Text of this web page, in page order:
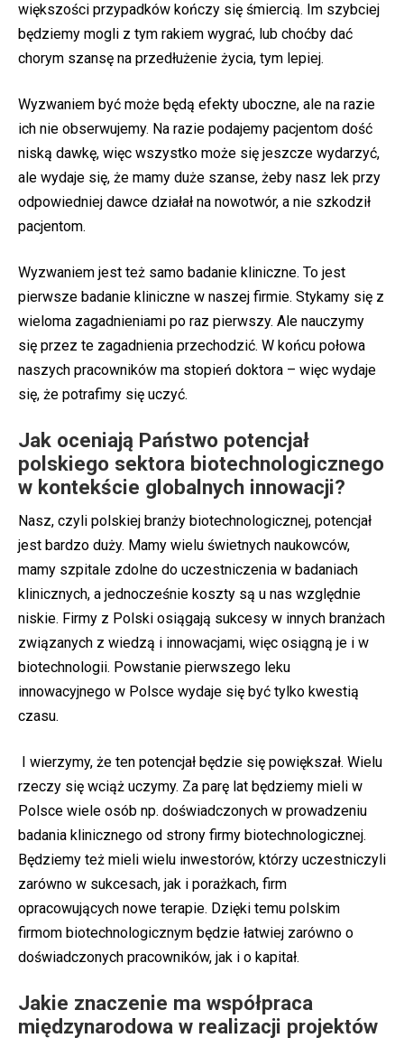
większości przypadków kończy się śmiercią. Im szybciej
będziemy mogli z tym rakiem wygrać, lub choćby dać
chorym szansę na przedłużenie życia, tym lepiej.
Wyzwaniem być może będą efekty uboczne, ale na razie
ich nie obserwujemy. Na razie podajemy pacjentom dość
niską dawkę, więc wszystko może się jeszcze wydarzyć,
ale wydaje się, że mamy duże szanse, żeby nasz lek przy
odpowiedniej dawce działał na nowotwór, a nie szkodził
pacjentom.
Wyzwaniem jest też samo badanie kliniczne. To jest
pierwsze badanie kliniczne w naszej firmie. Stykamy się z
wieloma zagadnieniami po raz pierwszy. Ale nauczymy
się przez te zagadnienia przechodzić. W końcu połowa
naszych pracowników ma stopień doktora – więc wydaje
się, że potrafimy się uczyć.
Jak oceniają Państwo potencjał
polskiego sektora biotechnologicznego
w kontekście globalnych innowacji?
Nasz, czyli polskiej branży biotechnologicznej, potencjał
jest bardzo duży. Mamy wielu świetnych naukowców,
mamy szpitale zdolne do uczestniczenia w badaniach
klinicznych, a jednocześnie koszty są u nas względnie
niskie. Firmy z Polski osiągają sukcesy w innych branżach
związanych z wiedzą i innowacjami, więc osiągną je i w
biotechnologii. Powstanie pierwszego leku
innowacyjnego w Polsce wydaje się być tylko kwestią
czasu.
I wierzymy, że ten potencjał będzie się powiększał. Wielu
rzeczy się wciąż uczymy. Za parę lat będziemy mieli w
Polsce wiele osób np. doświadczonych w prowadzeniu
badania klinicznego od strony firmy biotechnologicznej.
Będziemy też mieli wielu inwestorów, którzy uczestniczyli
zarówno w sukcesach, jak i porażkach, firm
opracowujących nowe terapie. Dzięki temu polskim
firmom biotechnologicznym będzie łatwiej zarówno o
doświadczonych pracowników, jak i o kapitał.
Jakie znaczenie ma współpraca
międzynarodowa w realizacji projektów